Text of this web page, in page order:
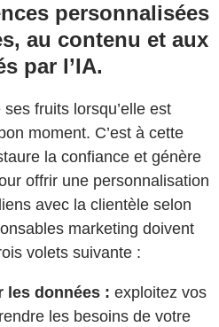
personnalisées
au contenu et aux
par l’IA.
fruits lorsqu’elle est
moment. C’est à cette
la confiance et génère
offrir une personnalisation
avec la clientèle selon
marketing doivent
volets suivante :
les données : exploitez vos
les besoins de votre